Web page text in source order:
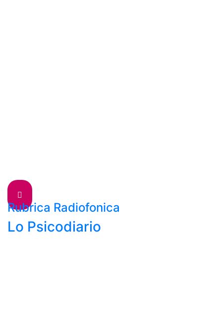
Rubrica Radiofonica
Lo Psicodiario